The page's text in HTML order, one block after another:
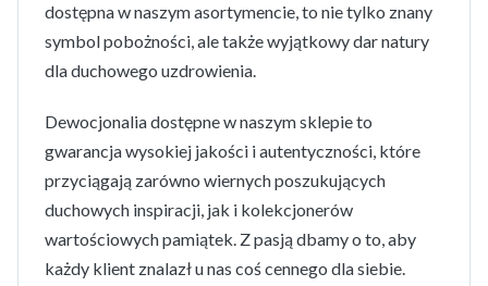
dostępna w naszym asortymencie, to nie tylko znany
symbol pobożności, ale także wyjątkowy dar natury
dla duchowego uzdrowienia.
Dewocjonalia dostępne w naszym sklepie to
gwarancja wysokiej jakości i autentyczności, które
przyciągają zarówno wiernych poszukujących
duchowych inspiracji, jak i kolekcjonerów
wartościowych pamiątek. Z pasją dbamy o to, aby
każdy klient znalazł u nas coś cennego dla siebie.